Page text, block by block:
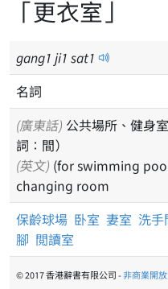
「更衣室」
gang1 ji1 sat1
名詞
(廣東話) 公共場所、健身
詞：間）
(英文) (for swimming
changing room
保齡球場 卧室 妻室 洗手
腳 閲讀室
© 2017 香港辭書有限公司 -非商業開